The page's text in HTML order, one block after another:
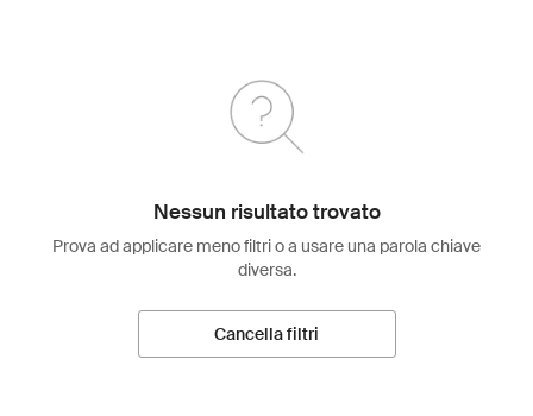
Nessun risultato trovato
Prova ad applicare meno filtri o a usare una parola chiave
diversa.
Cancella filtri